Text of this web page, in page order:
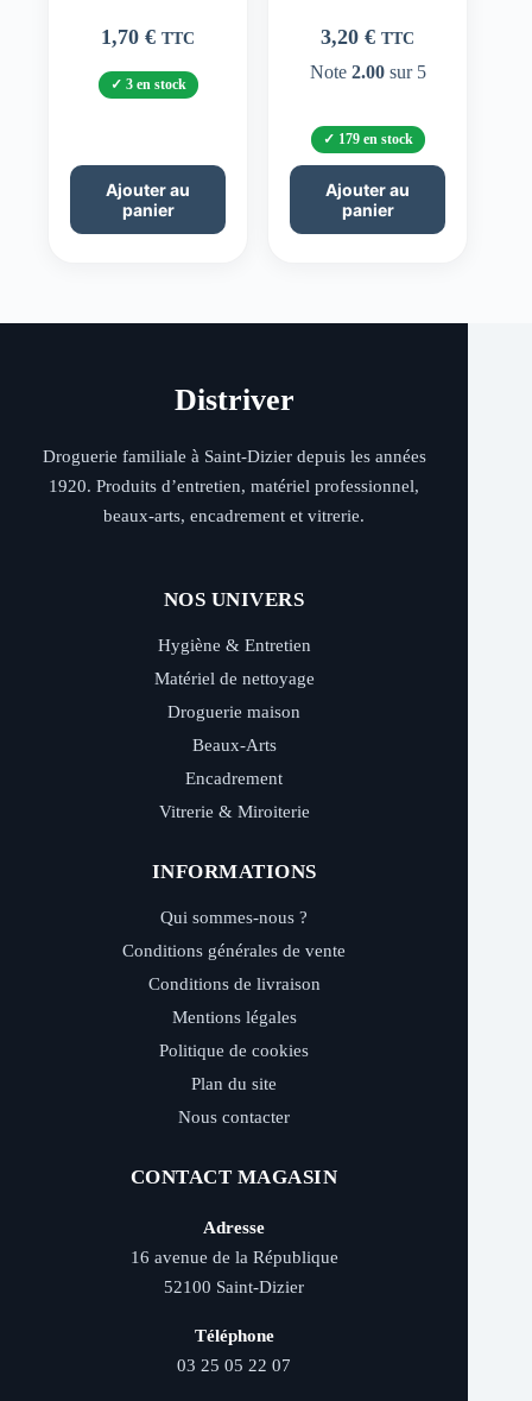
1,70€ TTC
3 en stock
Ajouter au
panier
3,20€ TTC
Note 2.00sur 5
179 en stock
Ajouter au
panier
Distriver
Droguerie familiale à Saint-Dizier depuis les années
1920. Produits d’entretien, matériel professionnel,
beaux-arts, encadrement et vitrerie.
NOS UNIVERS
Hygiène & Entretien
Matériel de nettoyage
Droguerie maison
Beaux-Arts
Encadrement
Vitrerie & Miroiterie
INFORMATIONS
Qui sommes-nous ?
Conditions générales de vente
Conditions de livraison
Mentions légales
Politique de cookies
Plan du site
Nous contacter
CONTACT MAGASIN
Adresse
16 avenue de la République
52100 Saint-Dizier
Téléphone
03 25 05 22 07